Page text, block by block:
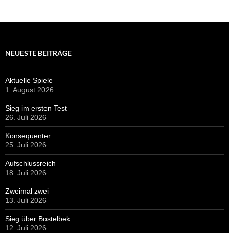
NEUESTE BEITRÄGE
Aktuelle Spiele
1. August 2026
Sieg im ersten Test
26. Juli 2026
Konsequenter
25. Juli 2026
Aufschlussreich
18. Juli 2026
Zweimal zwei
13. Juli 2026
Sieg über Bostelbek
12. Juli 2026